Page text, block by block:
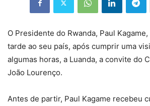
O Presidente do Rwanda, Paul
tarde ao seu país, após cumprir uma
algumas horas, a Luanda, a convite do
João Lourenço.
Antes de partir, Paul Kagame recebeu